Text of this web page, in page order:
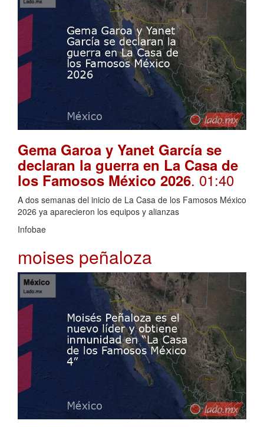
Gema Garoa y Yanet García se
declaran la guerra en La Casa de
los Famosos México 2026. 01:40
A dos semanas del inicio de La Casa de los Famosos México
2026 ya aparecieron los equipos y alianzas
Infobae
moises peñaloza